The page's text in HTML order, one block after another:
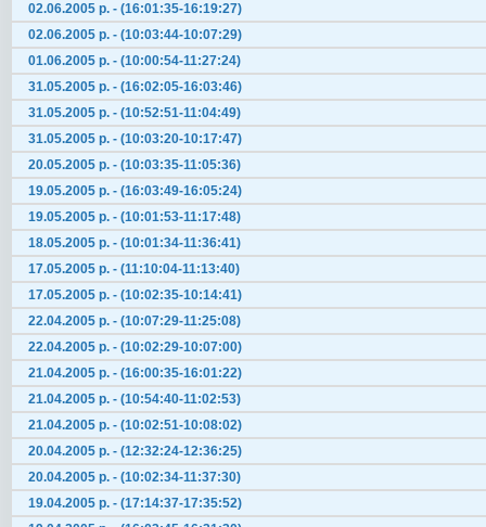
02.06.2005 р. - (16:01:35-16:19:27)
02.06.2005 р. - (10:03:44-10:07:29)
01.06.2005 р. - (10:00:54-11:27:24)
31.05.2005 р. - (16:02:05-16:03:46)
31.05.2005 р. - (10:52:51-11:04:49)
31.05.2005 р. - (10:03:20-10:17:47)
20.05.2005 р. - (10:03:35-11:05:36)
19.05.2005 р. - (16:03:49-16:05:24)
19.05.2005 р. - (10:01:53-11:17:48)
18.05.2005 р. - (10:01:34-11:36:41)
17.05.2005 р. - (11:10:04-11:13:40)
17.05.2005 р. - (10:02:35-10:14:41)
22.04.2005 р. - (10:07:29-11:25:08)
22.04.2005 р. - (10:02:29-10:07:00)
21.04.2005 р. - (16:00:35-16:01:22)
21.04.2005 р. - (10:54:40-11:02:53)
21.04.2005 р. - (10:02:51-10:08:02)
20.04.2005 р. - (12:32:24-12:36:25)
20.04.2005 р. - (10:02:34-11:37:30)
19.04.2005 р. - (17:14:37-17:35:52)